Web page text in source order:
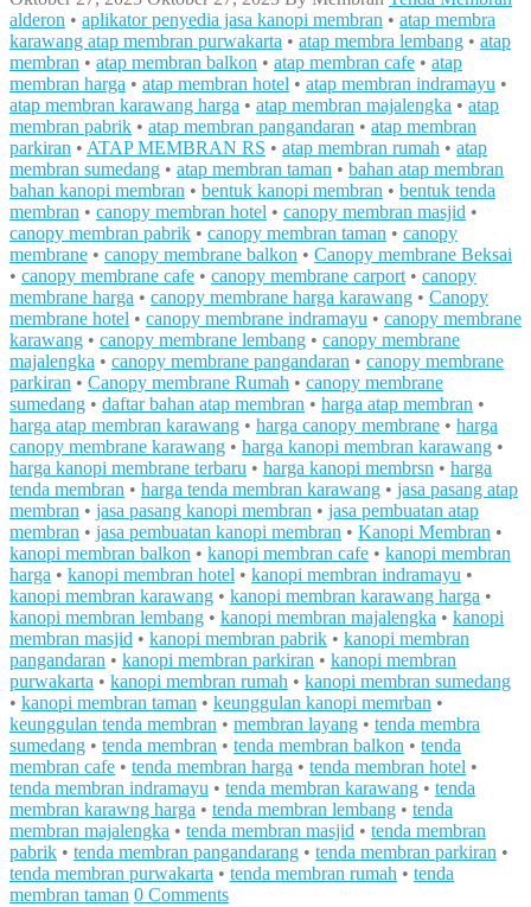
alderon • aplikator penyedia jasa kanopi membran • atap membra
karawang atap membran purwakarta • atap membra lembang • atap
membran • atap membran balkon • atap membran cafe • atap
membran harga • atap membran hotel • atap membran indramayu •
atap membran karawang harga • atap membran majalengka • atap
membran pabrik • atap membran pangandaran • atap membran
parkiran • ATAP MEMBRAN RS • atap membran rumah • atap
membran sumedang • atap membran taman • bahan atap membran
bahan kanopi membran • bentuk kanopi membran • bentuk tenda
membran • canopy membran hotel • canopy membran masjid •
canopy membran pabrik • canopy membran taman • canopy
membrane • canopy membrane balkon • Canopy membrane Beksai
• canopy membrane cafe • canopy membrane carport • canopy
membrane harga • canopy membrane harga karawang • Canopy
membrane hotel • canopy membrane indramayu • canopy membrane
karawang • canopy membrane lembang • canopy membrane
majalengka • canopy membrane pangandaran • canopy membrane
parkiran • Canopy membrane Rumah • canopy membrane
sumedang • daftar bahan atap membran • harga atap membran •
harga atap membran karawang • harga canopy membrane • harga
canopy membrane karawang • harga kanopi membran karawang •
harga kanopi membrane terbaru • harga kanopi membrsn • harga
tenda membran • harga tenda membran karawang • jasa pasang atap
membran • jasa pasang kanopi membran • jasa pembuatan atap
membran • jasa pembuatan kanopi membran • Kanopi Membran •
kanopi membran balkon • kanopi membran cafe • kanopi membran
harga • kanopi membran hotel • kanopi membran indramayu •
kanopi membran karawang • kanopi membran karawang harga •
kanopi membran lembang • kanopi membran majalengka • kanopi
membran masjid • kanopi membran pabrik • kanopi membran
pangandaran • kanopi membran parkiran • kanopi membran
purwakarta • kanopi membran rumah • kanopi membran sumedang
• kanopi membran taman • keunggulan kanopi memrban •
keunggulan tenda membran • membran layang • tenda membra
sumedang • tenda membran • tenda membran balkon • tenda
membran cafe • tenda membran harga • tenda membran hotel •
tenda membran indramayu • tenda membran karawang • tenda
membran karawng harga • tenda membran lembang • tenda
membran majalengka • tenda membran masjid • tenda membran
pabrik • tenda membran pangandarang • tenda membran parkiran •
tenda membran purwakarta • tenda membran rumah • tenda
membran taman 0 Comments